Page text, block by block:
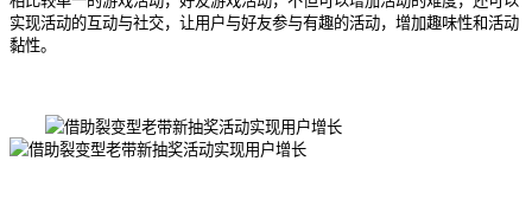
实现活动的互动与社交，让用户与好友参与有趣的活动，增加趣味性和活动
黏性。